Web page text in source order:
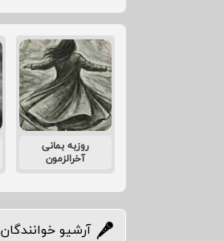
روزبه بمانی
آخرالزمون
آرشیو خوانندگان